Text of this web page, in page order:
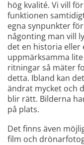
hög kvalité. Vi vill
funktionen
egna synpunkter
någonting man vill
det en historia eller
uppmärksamma
ritningar så mäter
detta. Ibland kan
ändrat mycket och
blir rätt. Bilderna
på plats.
Det finns även
film och